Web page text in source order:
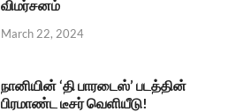
விமர்சனம்
March 22, 2024
நானியின் ‘தி பாரடைஸ்’ படத்தின்
பிரமாண்ட டீசர் வெளியீடு!